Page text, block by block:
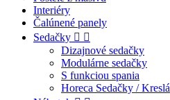
Interiéry
Čalúnené panely
Sedačky  
Dizajnové sedačky
Modulárne sedačky
S funkciou spania
Horeca Sedačky / Kreslá